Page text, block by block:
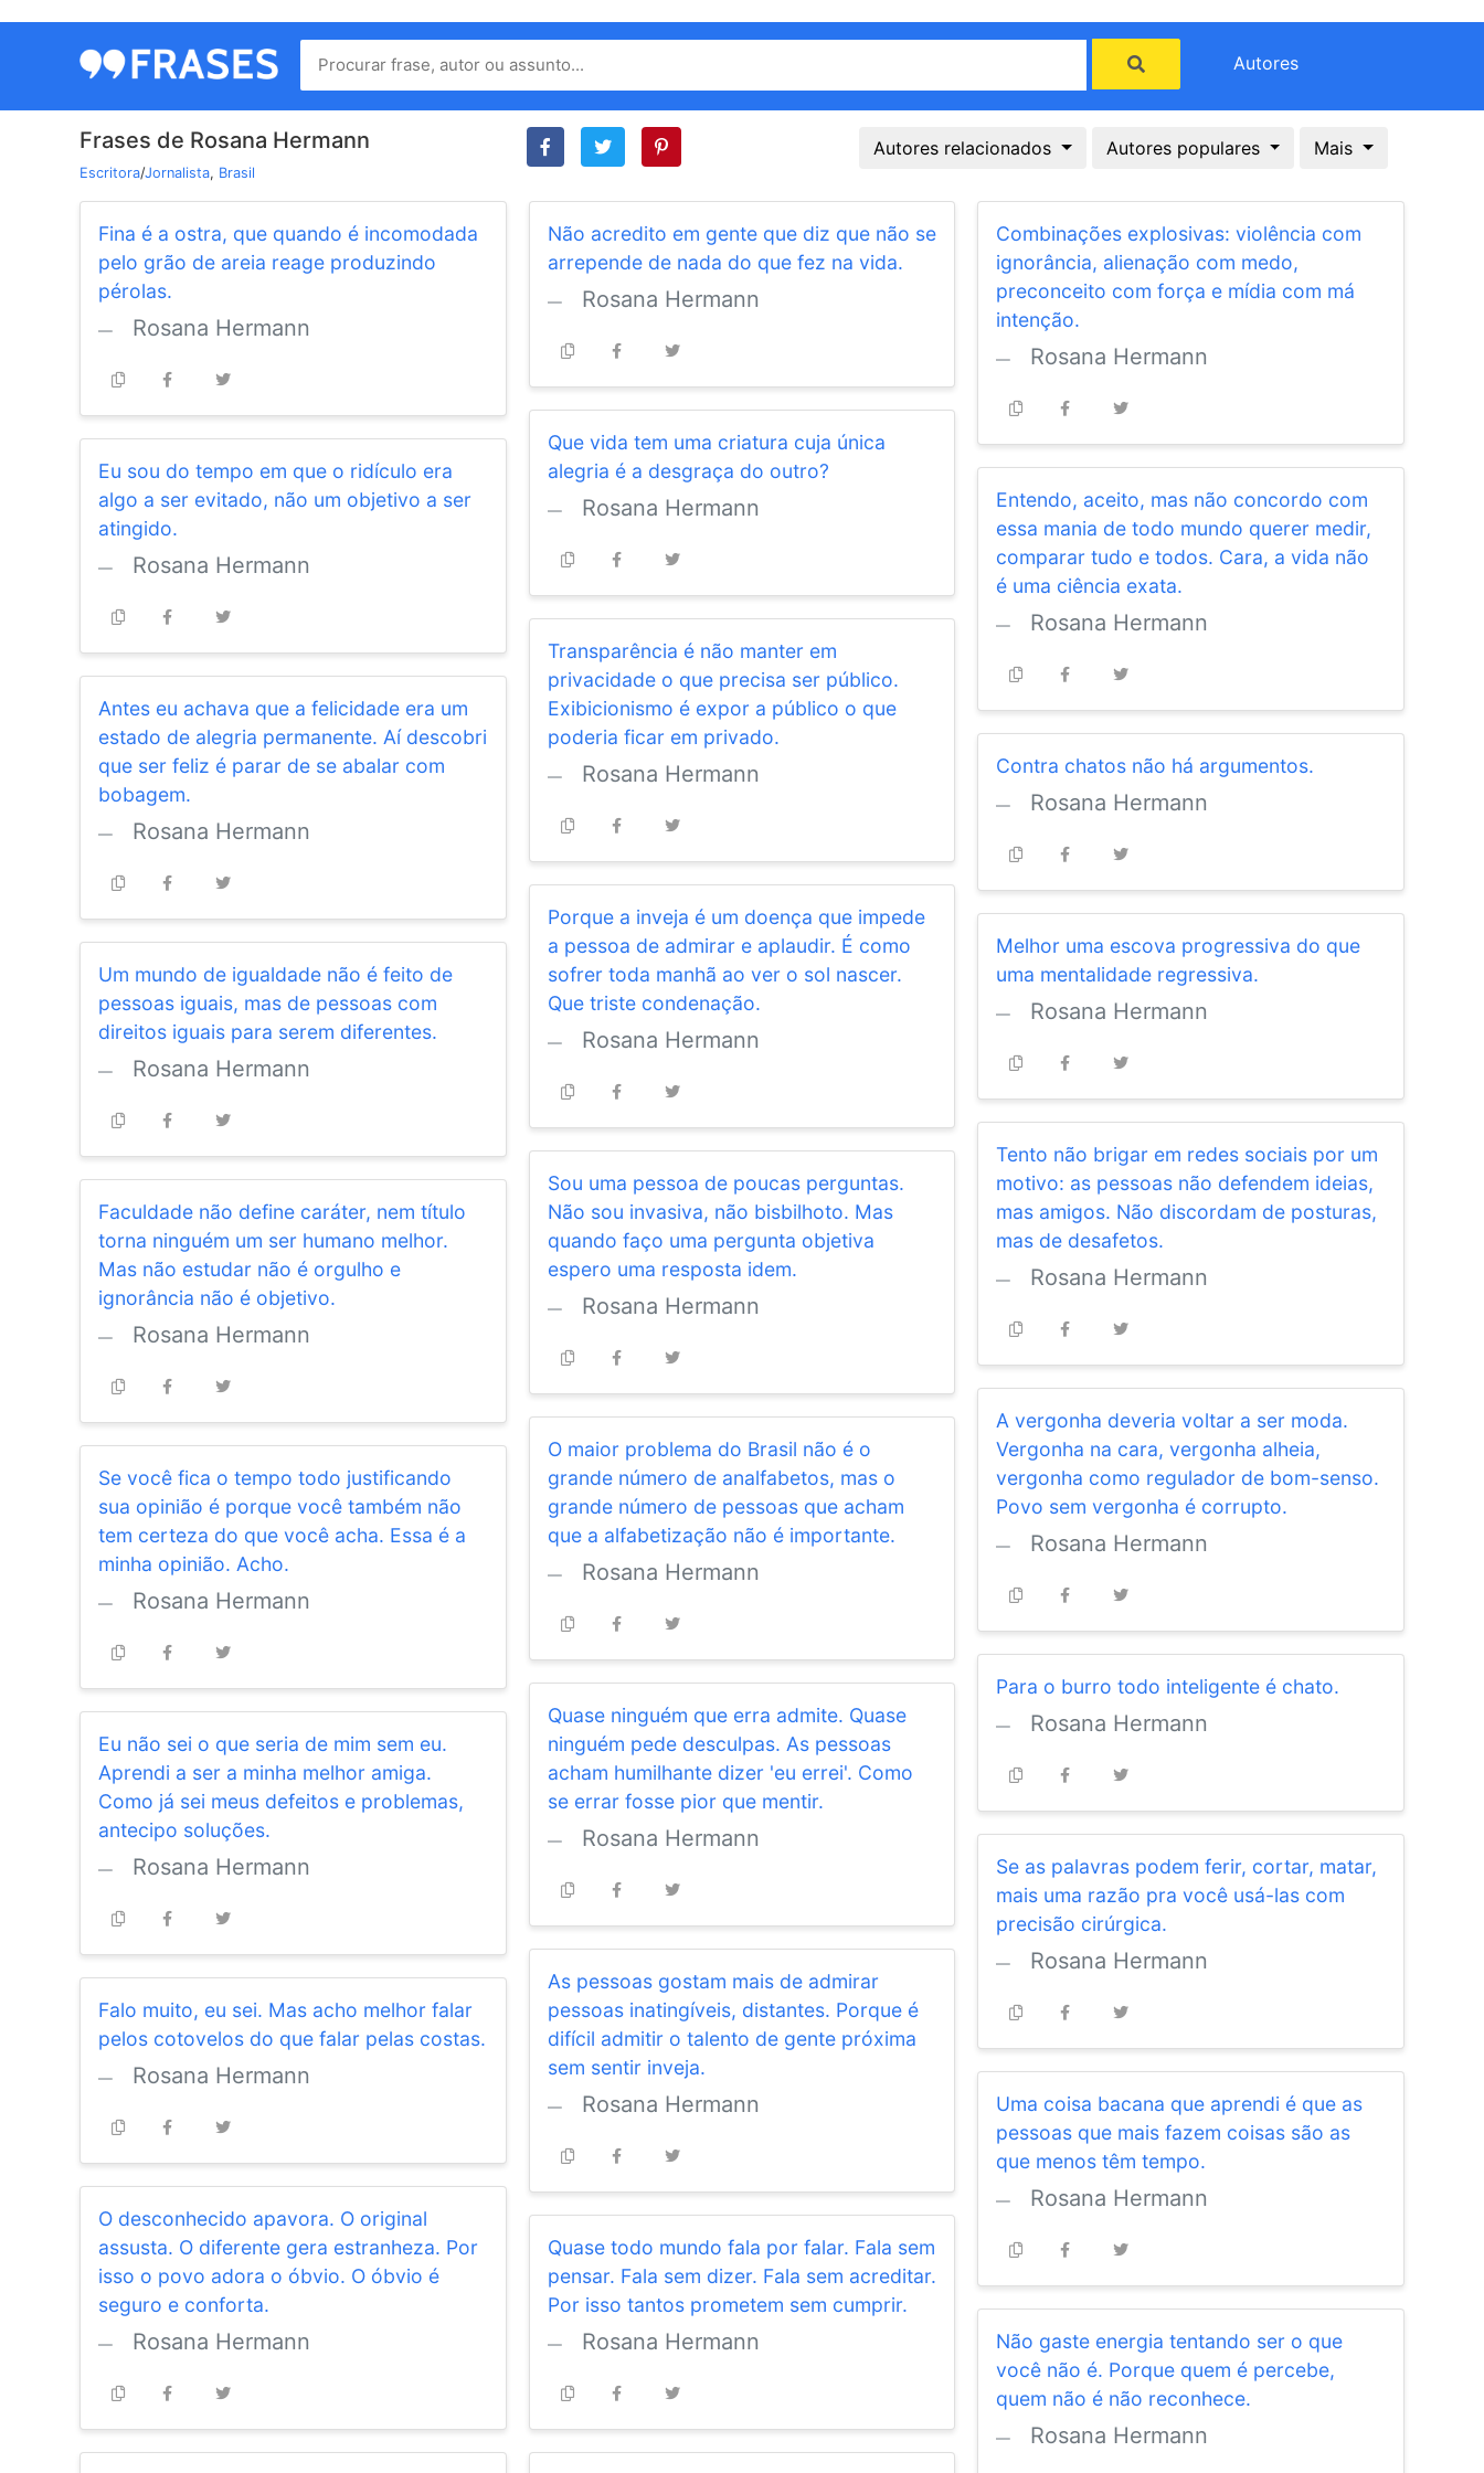
Autores
Menu
Autores
Frases de Rosana Hermann
Escritora/Jornalista, Brasil
Autores relacionados Autores populares Mais
Fina é a ostra, que quando é incomodada
pelo grão de areia reage produzindo
pérolas.
Rosana Hermann
Eu sou do tempo em que o ridículo era
algo a ser evitado, não um objetivo a ser
atingido.
Rosana Hermann
Antes eu achava que a felicidade era um
estado de alegria permanente. Aí descobri
que ser feliz é parar de se abalar com
bobagem.
Rosana Hermann
Um mundo de igualdade não é feito de
pessoas iguais, mas de pessoas com
direitos iguais para serem diferentes.
Rosana Hermann
Faculdade não define caráter, nem título
torna ninguém um ser humano melhor.
Mas não estudar não é orgulho e
ignorância não é objetivo.
Rosana Hermann
Se você fica o tempo todo justificando
sua opinião é porque você também não
tem certeza do que você acha. Essa é a
minha opinião. Acho.
Rosana Hermann
Eu não sei o que seria de mim sem eu.
Aprendi a ser a minha melhor amiga.
Como já sei meus defeitos e problemas,
antecipo soluções.
Rosana Hermann
Falo muito, eu sei. Mas acho melhor falar
pelos cotovelos do que falar pelas costas.
Rosana Hermann
O desconhecido apavora. O original
assusta. O diferente gera estranheza. Por
isso o povo adora o óbvio. O óbvio é
seguro e conforta.
Rosana Hermann
Não acredito em gente que diz que não se
arrepende de nada do que fez na vida.
Rosana Hermann
Que vida tem uma criatura cuja única
alegria é a desgraça do outro?
Rosana Hermann
Transparência é não manter em
privacidade o que precisa ser público.
Exibicionismo é expor a público o que
poderia ficar em privado.
Rosana Hermann
Porque a inveja é um doença que impede
a pessoa de admirar e aplaudir. É como
sofrer toda manhã ao ver o sol nascer.
Que triste condenação.
Rosana Hermann
Sou uma pessoa de poucas perguntas.
Não sou invasiva, não bisbilhoto. Mas
quando faço uma pergunta objetiva
espero uma resposta idem.
Rosana Hermann
O maior problema do Brasil não é o
grande número de analfabetos, mas o
grande número de pessoas que acham
que a alfabetização não é importante.
Rosana Hermann
Quase ninguém que erra admite. Quase
ninguém pede desculpas. As pessoas
acham humilhante dizer 'eu errei'. Como
se errar fosse pior que mentir.
Rosana Hermann
As pessoas gostam mais de admirar
pessoas inatingíveis, distantes. Porque é
difícil admitir o talento de gente próxima
sem sentir inveja.
Rosana Hermann
Quase todo mundo fala por falar. Fala sem
pensar. Fala sem dizer. Fala sem acreditar.
Por isso tantos prometem sem cumprir.
Rosana Hermann
Combinações explosivas: violência com
ignorância, alienação com medo,
preconceito com força e mídia com má
intenção.
Rosana Hermann
Entendo, aceito, mas não concordo com
essa mania de todo mundo querer medir,
comparar tudo e todos. Cara, a vida não
é uma ciência exata.
Rosana Hermann
Contra chatos não há argumentos.
Rosana Hermann
Melhor uma escova progressiva do que
uma mentalidade regressiva.
Rosana Hermann
Tento não brigar em redes sociais por um
motivo: as pessoas não defendem ideias,
mas amigos. Não discordam de posturas,
mas de desafetos.
Rosana Hermann
A vergonha deveria voltar a ser moda.
Vergonha na cara, vergonha alheia,
vergonha como regulador de bom-senso.
Povo sem vergonha é corrupto.
Rosana Hermann
Para o burro todo inteligente é chato.
Rosana Hermann
Se as palavras podem ferir, cortar, matar,
mais uma razão pra você usá-las com
precisão cirúrgica.
Rosana Hermann
Uma coisa bacana que aprendi é que as
pessoas que mais fazem coisas são as
que menos têm tempo.
Rosana Hermann
Não gaste energia tentando ser o que
você não é. Porque quem é percebe,
quem não é não reconhece.
Rosana Hermann